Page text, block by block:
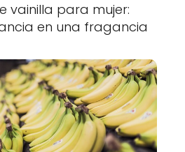
vainilla para mujer:
en una fragancia